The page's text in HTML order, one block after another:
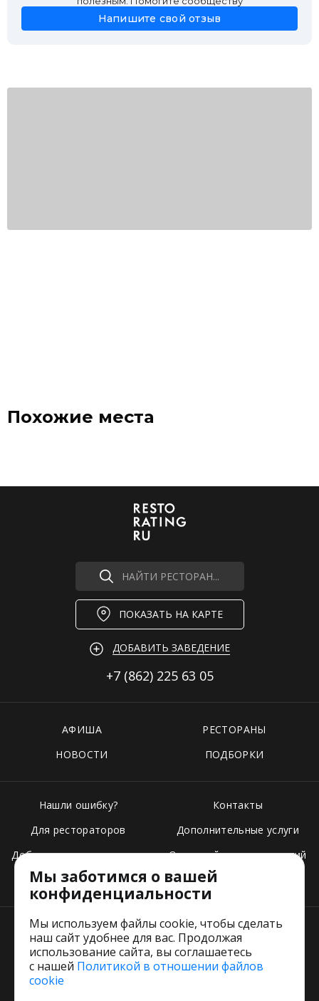
Напишите свой отзыв
Похожие места
НАЙТИ РЕСТОРАН...
ПОКАЗАТЬ НА КАРТЕ
ДОБАВИТЬ ЗАВЕДЕНИЕ
+7 (862) 225 63 05
АФИША
РЕСТОРАНЫ
НОВОСТИ
ПОДБОРКИ
Нашли ошибку?
Для рестораторов
Добавить свое заведение
Тарифы
Контакты
Дополнительные услуги
Основной стек технологий
Пользовательское соглашение
Мы заботимся о вашей
конфиденциальности
Мы используем файлы cookie, чтобы сделать
наш сайт удобнее для вас. Продолжая
использование сайта, вы соглашаетесь
с нашей Политикой в отношении файлов
cookie